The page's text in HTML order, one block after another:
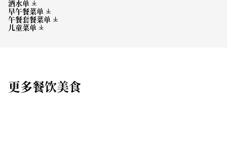
酒水单
早午餐菜单
午餐套餐菜单
儿童菜单
更多餐饮美食